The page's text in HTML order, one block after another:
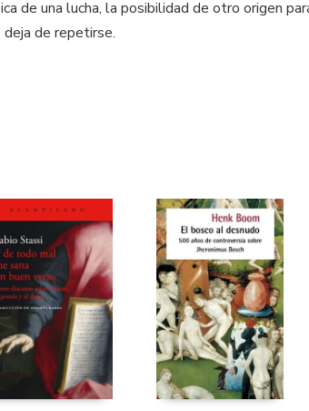
de una lucha, la posibilidad de otro origen
de repetirse.